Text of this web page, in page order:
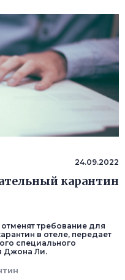
24.09.2022
карантин
требование для
в отеле, передает
специального
Джона Ли.